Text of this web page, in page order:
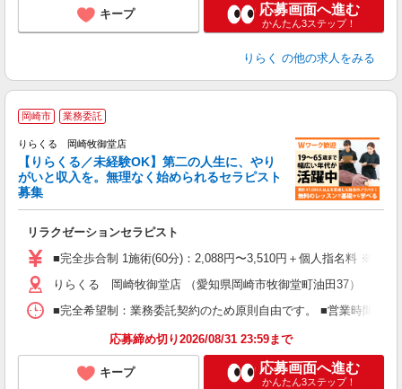
キープ 応募画面へ進む
かんたん3ステップ！
りらく の他の求人をみる
岡崎市 業務委託
りらくる 岡崎牧御堂店
【りらくる／未経験OK】第二の人生に、やり
がいと収入を。無理なく始められるセラピスト
募集
リラクゼーションセラピスト
■完全歩合制 1施術(60分)：2,088円〜3,510円＋個人指名料 ※個
りらくる 岡崎牧御堂店 （愛知県岡崎市牧御堂町油田37）
■完全希望制：業務委託契約のため原則自由です。 ■営業時間帯
応募締め切り2026/08/31 23:59まで
キープ 応募画面へ進む
かんたん3ステップ！